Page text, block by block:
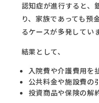
認知症が進行すると、
り、家族であっても預
るケースが多発してい
結果として、
入院費や介護費用を
公共料金や施設費の
投資商品や保険の解